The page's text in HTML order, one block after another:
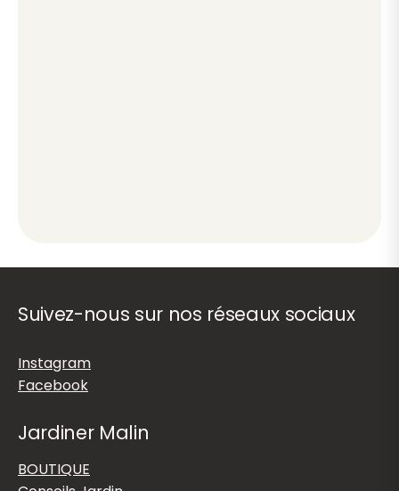
Suivez-nous sur nos réseaux sociaux
Instagram
Facebook
Jardiner Malin
BOUTIQUE